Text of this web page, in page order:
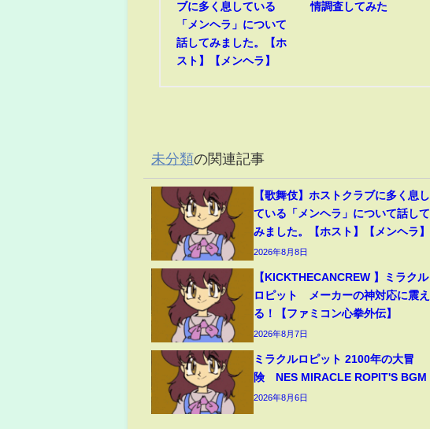
ブに多く息している
「メンヘラ」について
話してみました。【ホ
スト】【メンヘラ】
情調査してみた
未分類の関連記事
【歌舞伎】ホストクラブに多く息し
ている「メンヘラ」について話して
みました。【ホスト】【メンヘラ】
2026年8月8日
【KICKTHECANCREW 】ミラクル
ロピット メーカーの神対応に震え
る！【ファミコン心拳外伝】
2026年8月7日
ミラクルロピット 2100年の大冒
険 NES MIRACLE ROPIT'S BGM
2026年8月6日